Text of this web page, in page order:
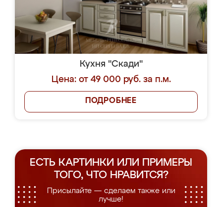
Кухня "Скади"
Цена: от 49 000 руб. за п.м.
ПОДРОБНЕЕ
ЕСТЬ КАРТИНКИ ИЛИ ПРИМЕРЫ
ТОГО, ЧТО НРАВИТСЯ?
Присылайте — сделаем также или
лучше!